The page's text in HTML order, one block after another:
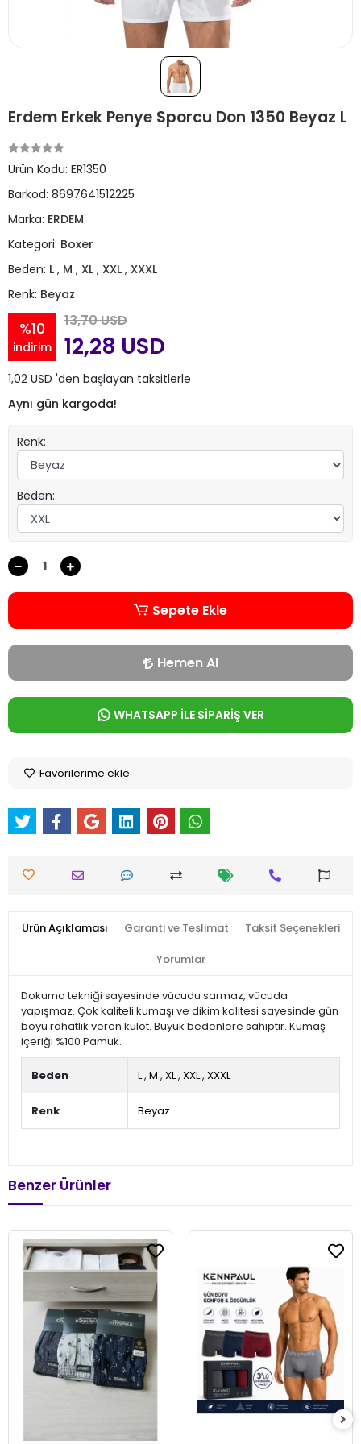
Erdem Erkek Penye Sporcu Don 1350 Beyaz L
Ürün Kodu: ER1350
Barkod: 8697641512225
Marka: ERDEM
Kategori: Boxer
Beden: L , M , XL , XXL , XXXL
Renk: Beyaz
%10
indirim
13,70 USD
12,28 USD
1,02 USD 'den başlayan taksitlerle
Aynı gün kargoda!
Renk:
Beden:
Sepete Ekle
Hemen Al
WHATSAPP İLE SİPARİŞ VER
Favorilerime ekle
Ürün Açıklaması Garanti ve Teslimat Taksit Seçenekleri
Yorumlar
Dokuma tekniği sayesinde vücudu sarmaz, vücuda
yapışmaz. Çok kaliteli kumaşı ve dikim kalitesi sayesinde gün
boyu rahatlık veren külot. Büyük bedenlere sahiptir. Kumaş
içeriği %100 Pamuk.
Beden L, M , XL, XXL, XXXL
Renk Beyaz
Benzer Ürünler